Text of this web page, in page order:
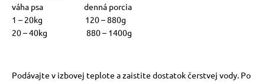
váha psa denná porcia
1 – 20kg 120 – 880g
20 – 40kg 880 – 1400g
Podávajte v izbovej teplote a zaistite dostatok čerstvej vody. Po